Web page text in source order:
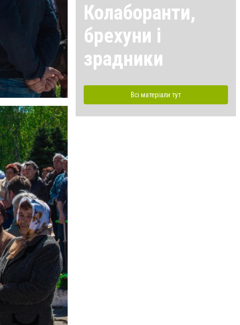
Колаборанти,
брехуни і
зрадники
Всі матеріали тут